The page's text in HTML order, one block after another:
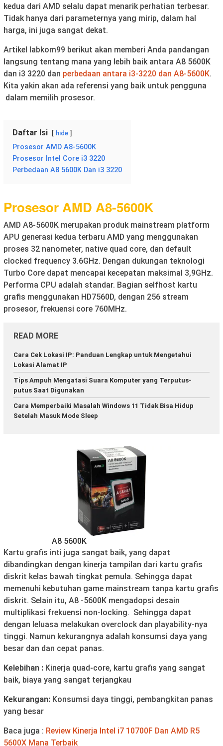
kedua dari AMD selalu dapat menarik perhatian terbesar.
Tidak hanya dari parameternya yang mirip, dalam hal
harga, ini juga sangat dekat.
Artikel labkom99 berikut akan memberi Anda pandangan
langsung tentang mana yang lebih baik antara A8 5600K
dan i3 3220 dan perbedaan antara i3-3220 dan A8-5600K.
Kita yakin akan ada referensi yang baik untuk pengguna
dalam memilih prosesor.
Daftar Isi hide
Prosesor AMD A8-5600K
Prosesor Intel Core i3 3220
Perbedaan A8 5600K Dan i3 3220
Prosesor AMD A8-5600K
AMD A8-5600K merupakan produk mainstream platform
APU generasi kedua terbaru AMD yang menggunakan
proses 32 nanometer, native quad core, dan default
clocked frequency 3.6GHz. Dengan dukungan teknologi
Turbo Core dapat mencapai kecepatan maksimal 3,9GHz.
Performa CPU adalah standar. Bagian selfhost kartu
grafis menggunakan HD7560D, dengan 256 stream
prosesor, frekuensi core 760MHz.
READ MORE
Cara Cek Lokasi IP: Panduan Lengkap untuk Mengetahui
Lokasi Alamat IP
Tips Ampuh Mengatasi Suara Komputer yang Terputus-
putus Saat Digunakan
Cara Memperbaiki Masalah Windows 11 Tidak Bisa Hidup
Setelah Masuk Mode Sleep
A8 5600K
Kartu grafis inti juga sangat baik, yang dapat
dibandingkan dengan kinerja tampilan dari kartu grafis
diskrit kelas bawah tingkat pemula. Sehingga dapat
memenuhi kebutuhan game mainstream tanpa kartu grafis
diskrit. Selain itu, A8 -5600K mengadopsi desain
multiplikasi frekuensi non-locking. Sehingga dapat
dengan leluasa melakukan overclock dan playability-nya
tinggi. Namun kekurangnya adalah konsumsi daya yang
besar dan dan cepat panas.
Kelebihan : Kinerja quad-core, kartu grafis yang sangat
baik, biaya yang sangat terjangkau
Kekurangan: Konsumsi daya tinggi, pembangkitan panas
yang besar
Baca juga : Review Kinerja Intel i7 10700F Dan AMD R5
5600X Mana Terbaik